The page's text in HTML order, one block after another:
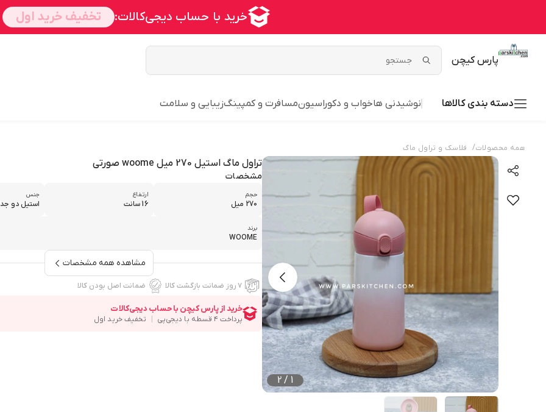
پارس کیچن
دسته بندی کالاها نوشیدنی هاخواب و دکوراسیونمسافرت و کمپینگزیبایی و سلامت
همه محصولات/ فلاسک و تراول ماگ
1
/
2
تراول ماگ استیل 270 میل woome صورتی
مشخصات
حجم
270 میل
ارتفاع
16 سانت
جنس
استیل دو
برند
WOOME
مشاهده همه مشخصات
۷ روز ضمانت بازگشت کالا ضمانت اصل بودن کالا